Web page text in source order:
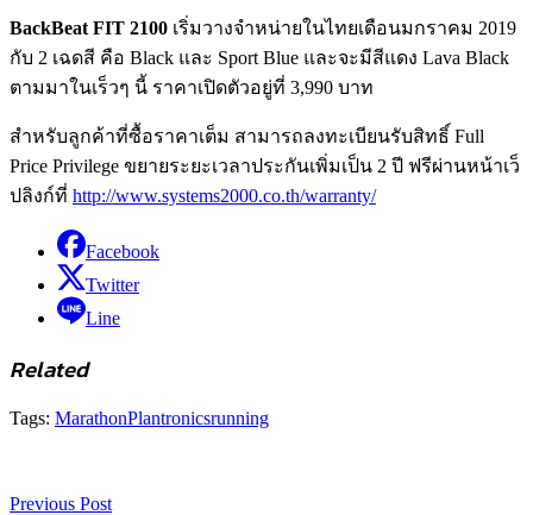
BackBeat FIT 2100 เริ่มวางจำหน่ายในไทยเดือนมกราคม 2019
กับ 2 เฉดสี คือ Black และ Sport Blue และจะมีสีแดง Lava Black
ตามมาในเร็วๆ นี้ ราคาเปิดตัวอยู่ที่ 3,990 บาท
สำหรับลูกค้าที่ซื้อราคาเต็ม สามารถลงทะเบียนรับสิทธิ์ Full
Price Privilege ขยายระยะเวลาประกันเพิ่มเป็น 2 ปี ฟรีผ่านหน้าเว็
ปลิงก์ที่ http://www.systems2000.co.th/warranty/
Facebook
Twitter
Line
Related
Tags: MarathonPlantronicsrunning
Previous Post